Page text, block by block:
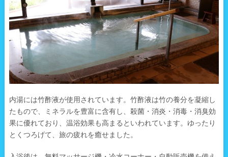
内湯には竹酢液が使用されています。竹酢液は竹の養分を凝縮し
たもので、ミネラルを豊富に含有し、殺菌・消炎・消毒・消臭効
果に優れており、温浴効果も高まるといわれています。ゆったり
とくつろげて、旅の疲れを癒せました。